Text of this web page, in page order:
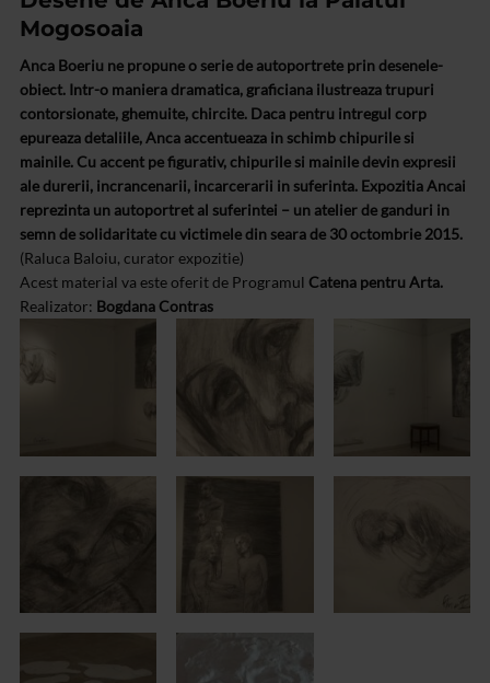
Mogosoaia
Anca Boeriu ne propune o serie de autoportrete prin desenele-
obiect. Intr-o maniera dramatica, graficiana ilustreaza trupuri
contorsionate, ghemuite, chircite. Daca pentru intregul corp
epureaza detaliile, Anca accentueaza in schimb chipurile si
mainile. Cu accent pe figurativ, chipurile si mainile devin expresii
ale durerii, incrancenarii, incarcerarii in suferinta. Expozitia Ancai
reprezinta un autoportret al suferintei – un atelier de ganduri in
semn de solidaritate cu victimele din seara de 30 octombrie 2015.
(Raluca Baloiu, curator expozitie)
Acest material va este oferit de Programul Catena pentru Arta.
Realizator: Bogdana Contras